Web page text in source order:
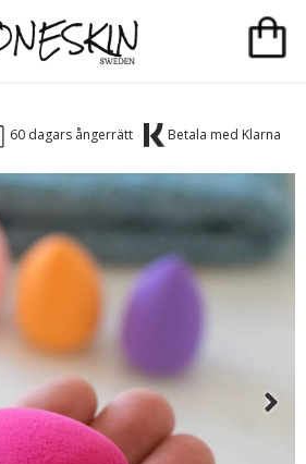
60 dagars ångerrätt Betala med Klarna